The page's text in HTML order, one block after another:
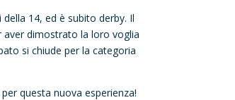
14, ed è subito derby. Il
dimostrato la loro voglia
si chiude per la categoria
questa nuova esperienza!